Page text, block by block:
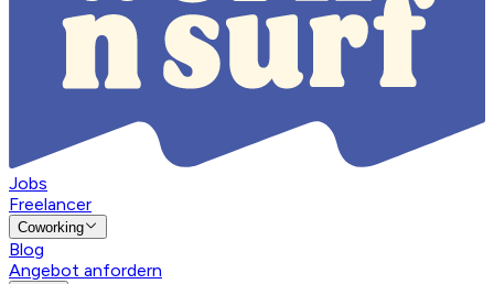
Jobs
Freelancer
Coworking
Blog
Angebot anfordern